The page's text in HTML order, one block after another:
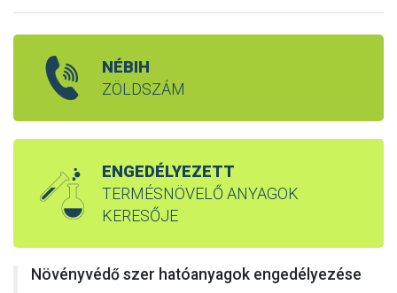
NÉBIH
ZÖLDSZÁM
ENGEDÉLYEZETT
TERMÉSNÖVELŐ ANYAGOK
KERESŐJE
Növényvédő szer hatóanyagok engedélyezése